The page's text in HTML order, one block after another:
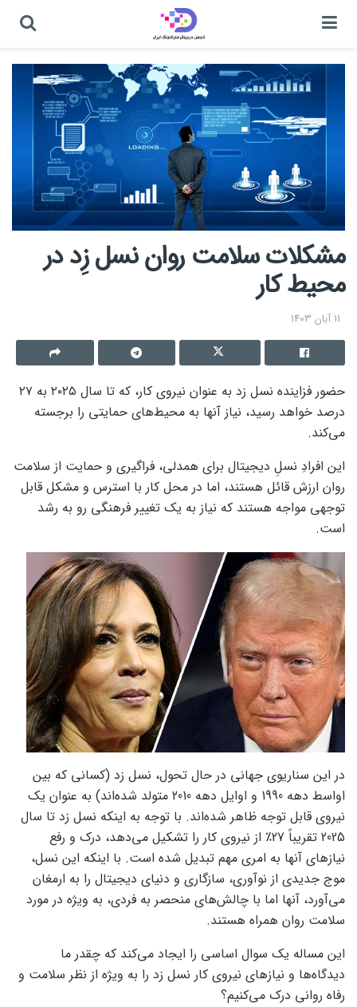
مشکلات سلامت روان نسل زِد در
محیط کار
11 آبان 1403
حضور فزاینده نسل زد به عنوان نیروی کار، که تا سال ۲۰۲۵ به ۲۷
درصد خواهد رسید، نیاز آنها به محیط‌های حمایتی را برجسته
می‌کند.
این افرادِ نسلِ دیجیتال برای همدلی، فراگیری و حمایت از سلامت
روان ارزش قائل هستند، اما در محل کار با استرس و مشکل قابل
توجهی مواجه هستند که نیاز به یک تغییر فرهنگی رو به رشد
است.
در این سناریوی جهانی در حال تحول، نسل زد (کسانی که بین
اواسط دهه 1990 و اوایل دهه 2010 متولد شده‌اند) به عنوان یک
نیروی قابل توجه ظاهر شده‌اند. با توجه به اینکه نسل زد تا سال
2025 تقریباً 27٪ از نیروی کار را تشکیل می‌دهد، درک و رفع
نیازهای آنها به امری مهم تبدیل شده است. با اینکه این نسل،
موج جدیدی از نوآوری، سازگاری و دنیای دیجیتال را به ارمغان
می‌آورد، آنها اما با چالش‌های منحصر به فردی، به ویژه در مورد
سلامت روان همراه هستند.
این مساله یک سوال اساسی را ایجاد می‌کند که چقدر ما
دیدگاه‌ها و نیازهای نیروی کار نسل زد را به ویژه از نظر سلامت و
رفاه روانی درک می‌کنیم؟